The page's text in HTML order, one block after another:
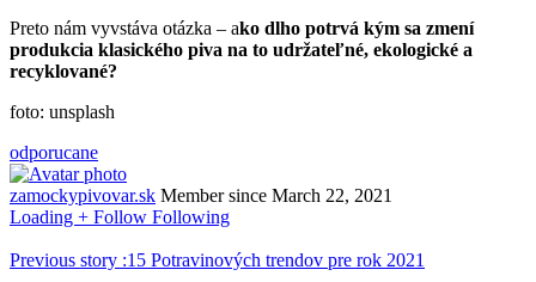
Preto nám vyvstáva otázka – ako dlho potrvá kým sa zmení
produkcia klasického piva na to udržateľné, ekologické a
recyklované?
foto: unsplash
odporucane
zamockypivovar.sk Member since March 22, 2021
Loading + Follow Following
Previous story :15 Potravinových trendov pre rok 2021